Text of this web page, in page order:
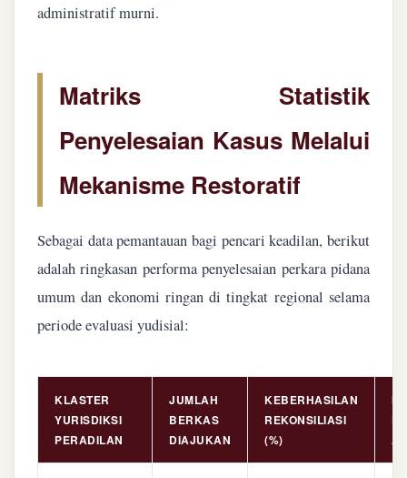
administratif murni.
Matriks Statistik
Penyelesaian Kasus Melalui
Mekanisme Restoratif
Sebagai data pemantauan bagi pencari keadilan, berikut
adalah ringkasan performa penyelesaian perkara pidana
umum dan ekonomi ringan di tingkat regional selama
periode evaluasi yudisial:
KLASTER
YURISDIKSI
PERADILAN
JUMLAH
BERKAS
DIAJUKAN
KEBERHASILAN
REKONSILIASI
(%)